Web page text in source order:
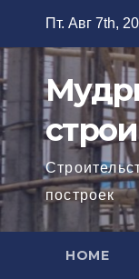
содержимому
Пт. Авг 7th,
построек
HOME